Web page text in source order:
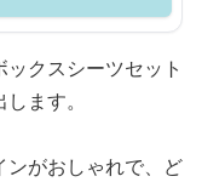
クスシーツセット
ます。
ンがおしゃれで、ど